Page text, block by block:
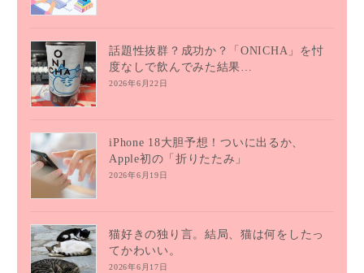
話題性抜群？成功か？「ONICHA」を忖
度なしで飲んでみた結果…
2026年6月22日
iPhone 18大胆予想！ついに出るか、
Apple初の「折りたたみ」
2026年6月19日
猫好きの独り言。結局、猫は何をしたっ
てかわいい。
2026年6月17日